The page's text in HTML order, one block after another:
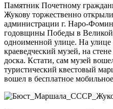
Памятник Почетному
Жукову торжественно
администрации г. Наро-
годовщины Победы в Великой
одноименной улице. На
краеведческий музей, на
доска. Кстати, сам музей
туристический квестовый
вошел в бесплатное